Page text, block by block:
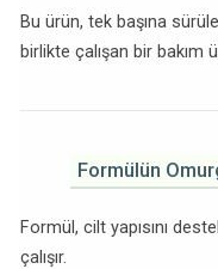
Bu ürün, tek başına
birlikte çalışan bir bakım
Formülün
Formül, cilt yapısını
çalışır.